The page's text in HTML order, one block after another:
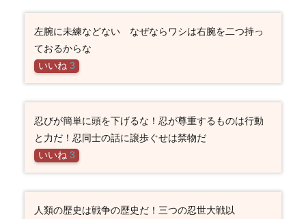
左腕に未練などない なぜならワシは右腕を二つ持っ
ておるからな
いいね 3
忍びが簡単に頭を下げるな！忍が尊重するものは行動
と力だ！忍同士の話に譲歩ぐせは禁物だ
いいね 3
人類の歴史は戦争の歴史だ！三つの忍世大戦以